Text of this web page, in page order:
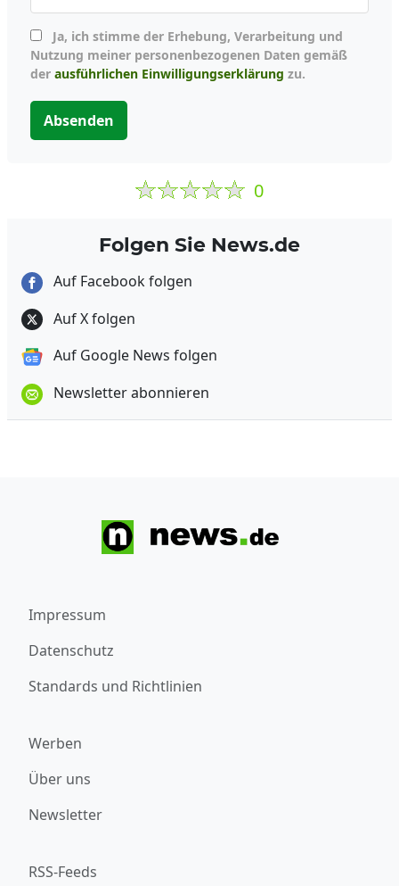
Nutzung meiner personenbezogenen Daten gemäß
der ausführlichen Einwilligungserklärung zu.
Absenden
0
Folgen Sie News.de
Auf Facebook folgen
Auf X folgen
Auf Google News folgen
Newsletter abonnieren
Impressum
Datenschutz
Standards und Richtlinien
Werben
Über uns
Newsletter
RSS-Feeds